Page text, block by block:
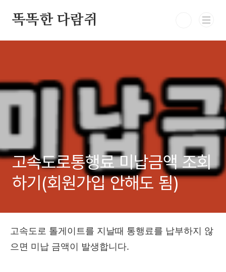
똑똑한 다람쥐
고속도로통행료 미납금액 조회
하기(회원가입 안해도 됨)
고속도로 톨게이트를 지날때 통행료를 납부하지 않
으면 미납 금액이 발생합니다.